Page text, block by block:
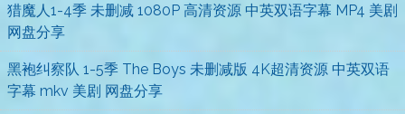
猎魔人1-4季 未删减 1080P 高清资源 中英双语字幕 MP4 美剧
网盘分享
黑袍纠察队 1-5季 The Boys 未删减版 4K超清资源 中英双语
字幕 mkv 美剧 网盘分享